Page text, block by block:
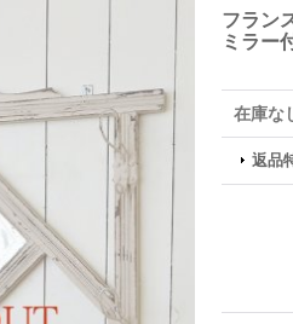
フラン
ミラー
在庫な
返品